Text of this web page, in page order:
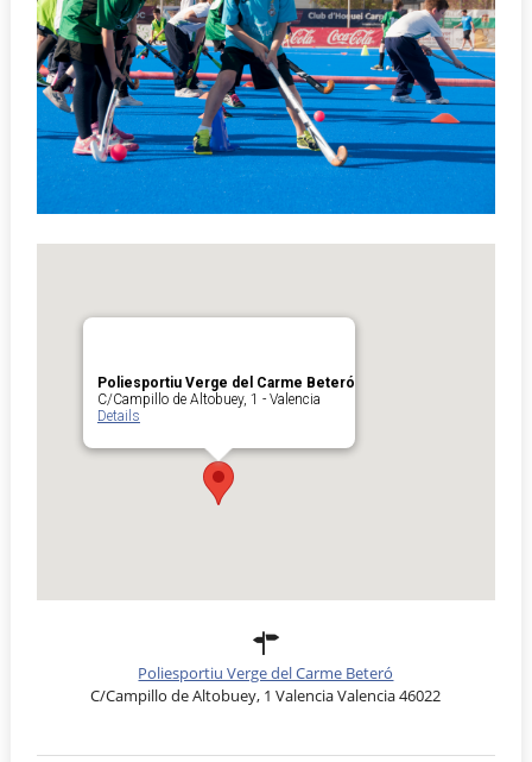
Poliesportiu Verge del Carme Beteró
C/Campillo de Altobuey, 1 - Valencia
Details
Poliesportiu Verge del Carme Beteró
C/Campillo de Altobuey, 1 Valencia Valencia 46022